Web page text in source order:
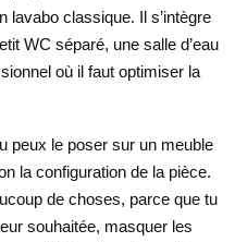
lavabo classique. Il s’intègre
WC séparé, une salle d’eau
où il faut optimiser la
peux le poser sur un meuble
la configuration de la pièce.
de choses, parce que tu
souhaitée, masquer les